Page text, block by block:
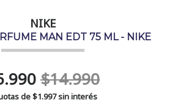
NIKE
MAN EDT 75 ML - NIKE
$14.990
de$1.997sin interés